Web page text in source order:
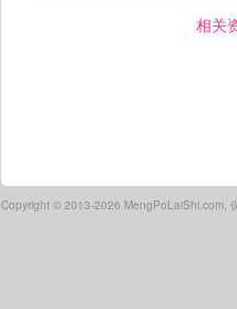
相关
Copyright © 2013-2026 MengPoLaiShi.com,